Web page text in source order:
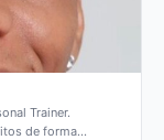
Trainer.
de forma